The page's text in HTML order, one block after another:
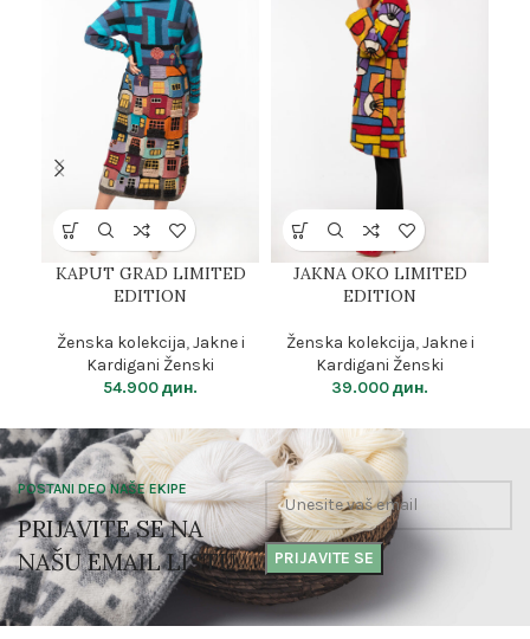
KAPUT GRAD LIMITED
EDITION
Ženska kolekcija,Jakne i
Kardigani Ženski
54.900дин.
JAKNA OKO LIMITED
EDITION
Ženska kolekcija,Jakne i
Kardigani Ženski
39.000дин.
POSTANI DEO NAŠE EKIPE
PRIJAVITE SE NA
NAŠU EMAIL LISTU